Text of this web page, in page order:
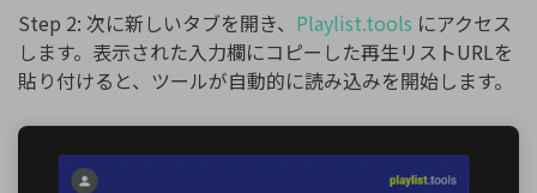
Step 2: 次に新しいタブを開き、 Playlist.tools にアクセス
します。表示された入力欄にコピーした再生リストURLを
貼り付けると、ツールが自動的に読み込みを開始します。